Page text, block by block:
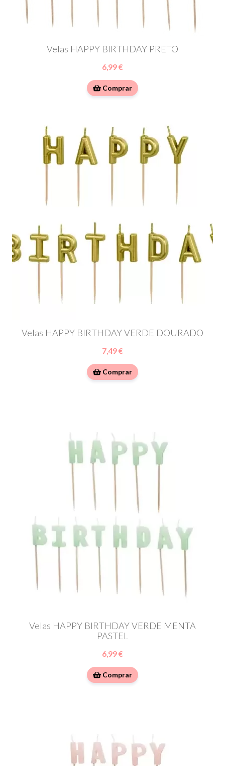
Velas HAPPY BIRTHDAY PRETO
6,99 €
Comprar
Velas HAPPY BIRTHDAY VERDE DOURADO
7,49 €
Comprar
Velas HAPPY BIRTHDAY VERDE MENTA
PASTEL
6,99 €
Comprar